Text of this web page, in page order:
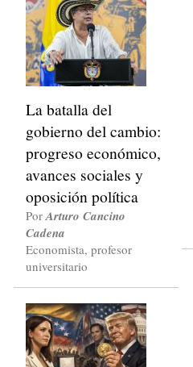
La batalla del
gobierno del cambio:
progreso económico,
avances sociales y
oposición política
PorArturo Cancino
Cadena
Economista, profesor
universitario